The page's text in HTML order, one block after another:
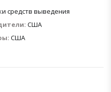
средств выведения
США
США